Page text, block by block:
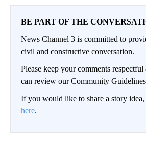
BE PART OF THE
News Channel 3 is committed to
civil and constructive conversation.
Please keep your comments
can review our Community
If you would like to share a story idea,
here.